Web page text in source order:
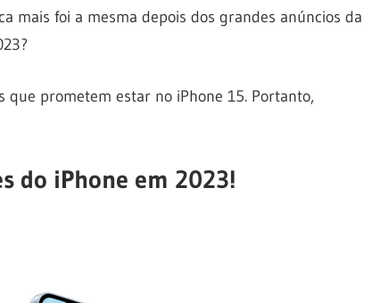
mais foi a mesma depois dos grandes anúncios da
que prometem estar no iPhone 15. Portanto,
do iPhone em 2023!